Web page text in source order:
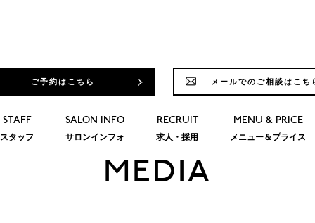
ご予約はこちら メールでのご相談はこち
STAFF
スタッフ
SALON INFO
サロンインフォ
RECRUIT
求人・採用
MENU & PRICE
メニュー＆プライス
MEDIA